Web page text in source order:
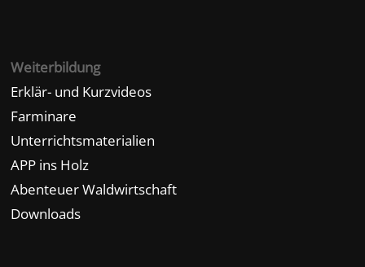
Weiterbildung
Erklär- und Kurzvideos
Farminare
Unterrichtsmaterialien
APP ins Holz
Abenteuer Waldwirtschaft
Downloads